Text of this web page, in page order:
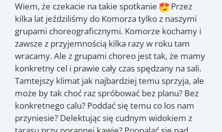
Wiem, że czekacie na takie spotkanie
Przez
kilka lat jeździliśmy do Komorza tylko z naszymi
grupami choreograficznymi. Komorze kochamy i
zawsze z przyjemnością kilka razy w roku tam
wracamy. Ale z grupami choreo jest tak, że mamy
konkretny cel i prawie cały czas spędzany na sali.
Tamtejszy klimat jak najbardziej temu sprzyja, ale
może by tak choć raz spróbować bez planu? Bez
konkretnego calu? Poddać się temu co los nam
przyniesie? Delektując się cudnym widokiem z